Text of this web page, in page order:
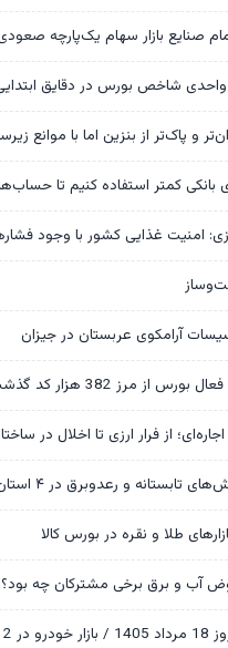
صنایع بازار سهام یک‌پارچه
آرامکوی عربستان در جیزان
از مرز 382 هزار کد گذشت
از فرار ارزی تا اخلال در
و رعدوبرق در ۴ استان تا چهارشنبه
طلا و نقره در بورس کالا
آب و برق برخی مشترکان چه بود؟